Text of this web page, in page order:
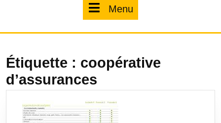
Menu
Étiquette : coopérative
d’assurances